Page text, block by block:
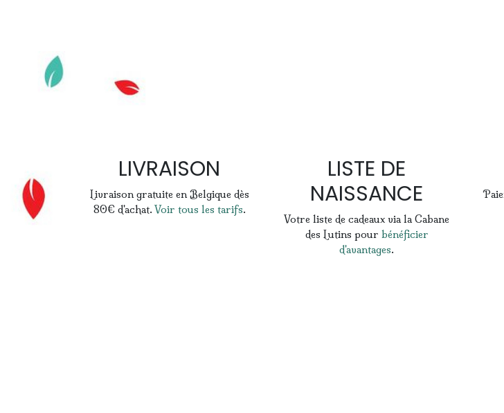
LIVRAISON
Livraison gratuite en Belgique dès
80€ d'achat. Voir tous les tarifs.
LISTE DE
NAISSANCE
Votre liste de cadeaux via la Cabane
des Lutins pour bénéficier
d'avantages.